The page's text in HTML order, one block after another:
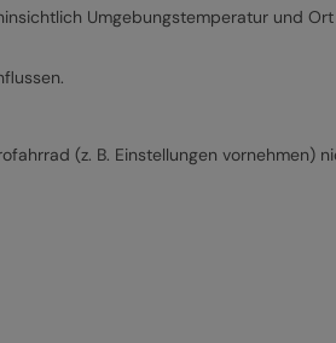
Umgebungstemperatur und
(z. B. Einstellungen vornehmen)